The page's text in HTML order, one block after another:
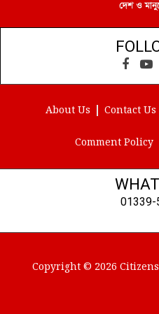
About Us Contact Us
Comment Policy
01339-
Copyright © 2026